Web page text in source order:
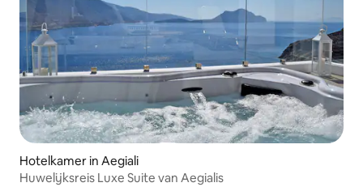
Hotelkamer in Aegiali
Huwelijksreis Luxe Suite van Aegialis